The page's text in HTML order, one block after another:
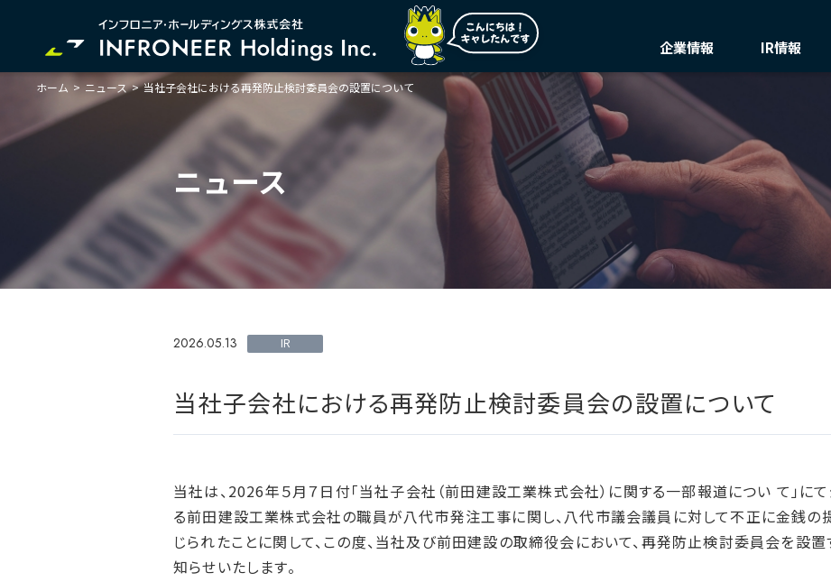
企業情報
企業情報
トップメッセージ
会社概要・役員一覧
総合インフラサービスの未来
ガバナンス
IR情報
IR情報
株主・投資家の皆様へ
中期経営計画(FY27)
説明会動画
IRニュー
サステナビリティ
トップメッセージ
サステナビリティ
ステートメント
マテリアリティ・KPI
事業セグメント紹介
ビジネスモデルと
イニシアチブへの賛同・
加盟/評価・認定
環境
環境マネジメント
気候変動
循環経済
汚染防止
自然再興
生物多様性タイムライン
ホーム > ニュース > 当社子会社における再発防止検討委員会の設置について
ニュース
2026.05.13 IR
当社子会社における再発防止検討委員会の設置について
当社は、2026年５月７日付「当社子会社（前田建設工業株式会社）に関する一部報道につい て」に
る前田建設工業株式会社の職員が八代市発注工事に関し、八代市議会議員に対して不正に金銭の
じられたことに関して、この度、当社及び前田建設の取締役会において、再発防止検討委員会を設
知らせいたします。